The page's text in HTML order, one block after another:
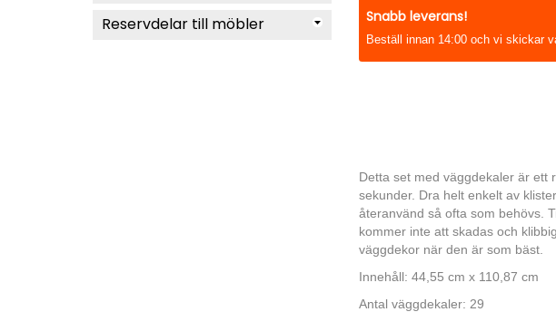
Reservdelar till möbler
Snabb leverans!
Beställ innan 14:00 och vi skickar
Detta set med väggdekaler är ett
sekunder. Dra helt enkelt av
återanvänd så ofta som behövs.
kommer inte att skadas och
väggdekor när den är som bäst.
Innehåll: 44,55 cm x 110,87 cm
Antal väggdekaler: 29